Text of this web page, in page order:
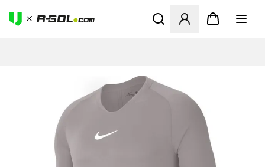
Megnyit egy modált a